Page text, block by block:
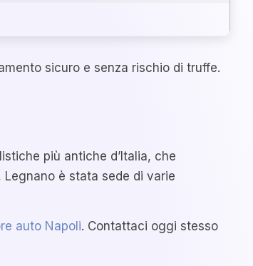
sicuro e senza rischio di truffe.
più antiche d’Italia, che
è stata sede di varie
auto Napoli. Contattaci oggi stesso